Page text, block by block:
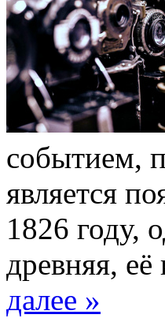
событием,
является
1826 году,
древняя,
далее »